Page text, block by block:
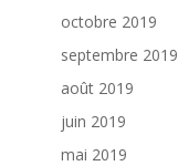
octobre 2019
septembre 2019
août 2019
juin 2019
mai 2019